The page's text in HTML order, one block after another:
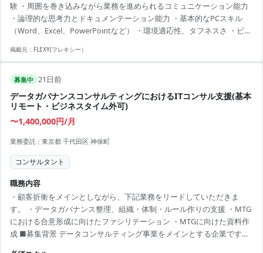
験 ・周囲を巻き込みながら業務を進められるコミュニケーション能力
・論理的な思考力とドキュメンテーション能力 ・基本的なPCスキル
（Word、Excel、PowerPointなど） ・環境適応性、タフネスさ ・ビジ
掲載元： FLEXY(フレキシー）
募集中 21日前
データガバナンスコンサルティングにおけるITコンサル支援(基本
リモート・ビジネスタイム外可)
〜1,400,000円/月
業務委託 | 東京都 千代田区 神保町
コンサルタント
職務内容
・顧客折衝をメインとしながら、下記業務をリードしていただきま
す。 ・データガバナンス整理、組織・体制・ルール作りの支援 ・MTG
における合意形成に向けたファシリテーション ・MTGに向けた資料作
成 ■募集背景 データコンサルティング事業をメインとする企業です。